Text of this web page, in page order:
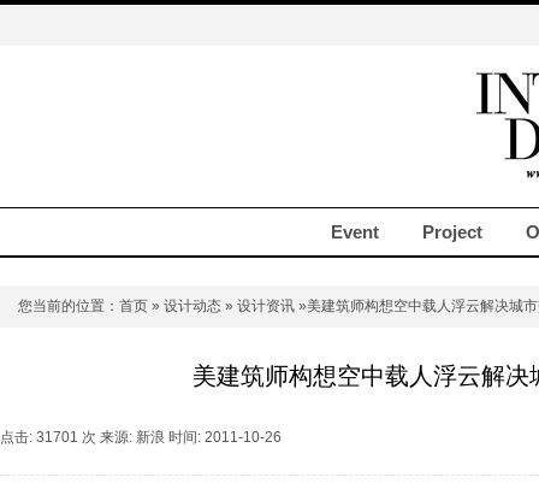
Event Project
您当前的位置： 首页 » 设计动态 » 设计资讯 »美建筑师构想空中载人浮云解决城
美建筑师构想空中载人浮云解决
点击: 31701 次 来源: 新浪 时间: 2011-10-26